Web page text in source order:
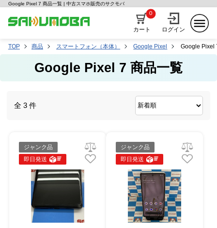
Google Pixel 7 商品一覧 | 中古スマホ販売のサクモバ
カート
0
ログイン
TOP 商品 スマートフォン（本体） Google Pixel Google Pixel
Google Pixel 7 商品一覧
全 3 件
ジャンク品
即日発送
ジャンク品
即日発送